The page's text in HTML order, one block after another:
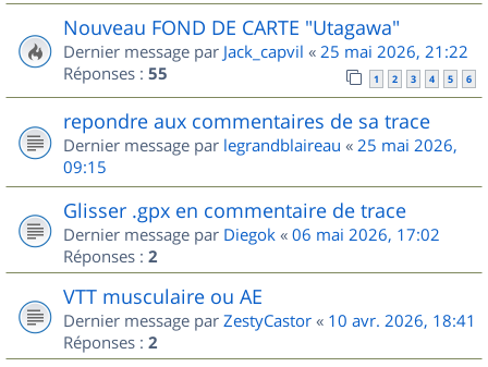
Nouveau FOND DE CARTE "Utagawa"
Dernier message par Jack_capvil « 25 mai 2026, 21:22
Réponses : 55 1 2 3 4 5 6
repondre aux commentaires de sa trace
Dernier message par legrandblaireau « 25 mai 2026,
09:15
Glisser .gpx en commentaire de trace
Dernier message par Diegok « 06 mai 2026, 17:02
Réponses : 2
VTT musculaire ou AE
Dernier message par ZestyCastor « 10 avr. 2026, 18:41
Réponses : 2